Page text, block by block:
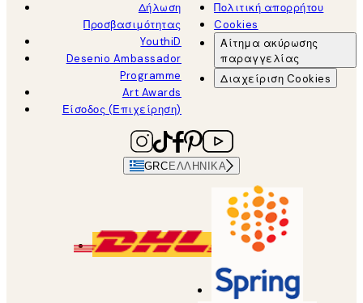
Δήλωση
Προσβασιμότητας
YouthiD
Desenio Ambassador
Programme
Art Awards
Είσοδος (Επιχείρηση)
Πολιτική απορρήτου
Cookies
Αίτημα ακύρωσης
παραγγελίας
Διαχείριση Cookies
GRC ΕΛΛΗΝΙΚΆ